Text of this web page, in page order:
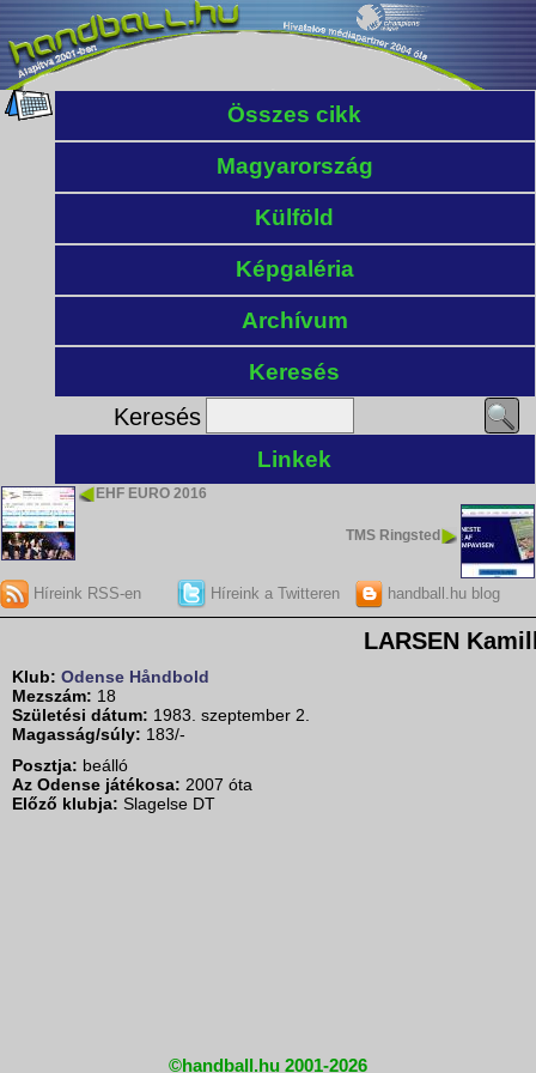
Összes cikk
Magyarország
Külföld
Képgaléria
Archívum
Keresés
Keresés
Linkek
EHF EURO 2016
TMS Ringsted
Híreink RSS-en Híreink a Twitteren handball.hu blog
LARSEN
Klub: Odense Håndbold
Mezszám: 18
Születési dátum: 1983. szeptember 2.
Magasság/súly: 183/-
Posztja: beálló
Az Odense játékosa: 2007 óta
Előző klubja: Slagelse DT
©handball.hu 2001-2026